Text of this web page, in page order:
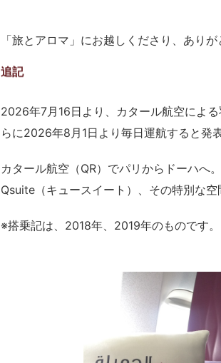
「旅とアロマ」にお越しくださり、ありが
追記
2026年7月16日より、カタール航空によ
らに2026年8月1日より毎日運航すると発
カタール航空（QR）でパリからドーハへ
Qsuite（キュースイート）、その特別な空
※搭乗記は、2018年、2019年のものです。